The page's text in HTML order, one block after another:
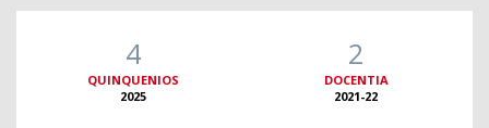
4
QUINQUENIOS
2025
2
DOCENTIA
2021-22